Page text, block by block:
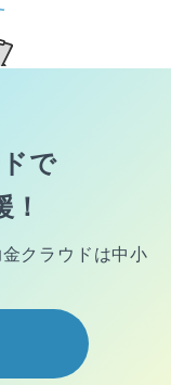
で
クラウドは中小